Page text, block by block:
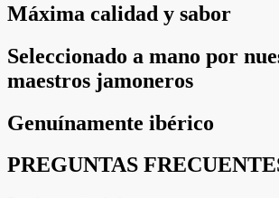
Máxima calidad y sabor
Seleccionado a mano por
maestros jamoneros
Genuínamente ibérico
PREGUNTAS